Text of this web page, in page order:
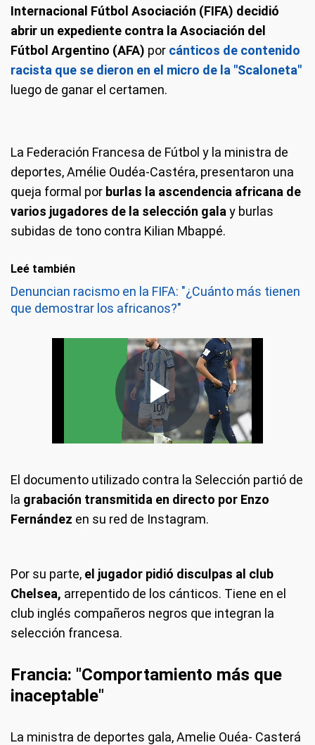
Internacional Fútbol Asociación (FIFA) decidió
abrir un expediente contra la Asociación del
Fútbol Argentino (AFA) por cánticos de contenido
racista que se dieron en el micro de la "Scaloneta"
luego de ganar el certamen.
La Federación Francesa de Fútbol y la ministra de
deportes, Amélie Oudéa-Castéra, presentaron una
queja formal por burlas la ascendencia africana de
varios jugadores de la selección gala y burlas
subidas de tono contra Kilian Mbappé.
Leé también
Denuncian racismo en la FIFA: "¿Cuánto más tienen
que demostrar los africanos?"
El documento utilizado contra la Selección partió de
la grabación transmitida en directo por Enzo
Fernández en su red de Instagram.
Por su parte, el jugador pidió disculpas al club
Chelsea, arrepentido de los cánticos. Tiene en el
club inglés compañeros negros que integran la
selección francesa.
Francia: "Comportamiento más que
inaceptable"
La ministra de deportes gala, Amelie Ouéa- Casterá